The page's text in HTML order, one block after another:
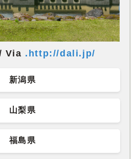
Via .http://dali.jp/
新潟県
山梨県
福島県